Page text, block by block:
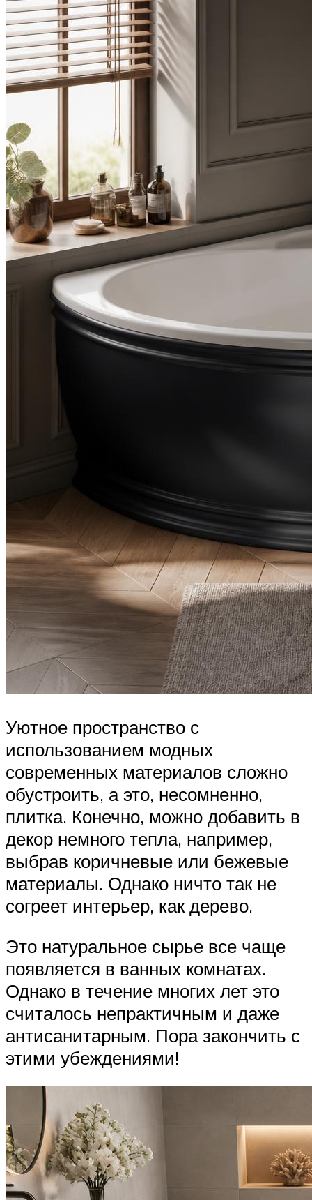
Уютное пространство с
использованием модных
современных материалов сложно
обустроить, а это, несомненно,
плитка. Конечно, можно добавить в
декор немного тепла, например,
выбрав коричневые или бежевые
материалы. Однако ничто так не
согреет интерьер, как дерево.
Это натуральное сырье все чаще
появляется в ванных комнатах.
Однако в течение многих лет это
считалось непрактичным и даже
антисанитарным. Пора закончить с
этими убеждениями!